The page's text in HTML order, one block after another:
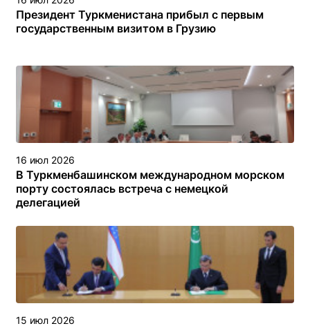
Президент Туркменистана прибыл с первым
государственным визитом в Грузию
16 июл 2026
В Туркменбашинском международном морском
порту состоялась встреча с немецкой
делегацией
15 июл 2026